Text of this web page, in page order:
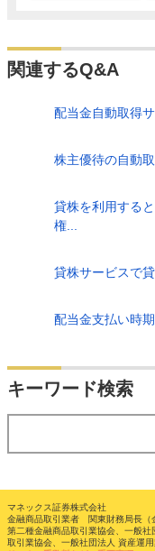
関連するQ&A
配当金自動取得
株主優待の自動
貸株を利用する
権...
貸株サービスで
配当金支払い時
キーワード検索
マネックス証券株式会社
金融商品取引業者 関東財務局長（
第二種金融商品取引業協会、一般
取引業協会、一般社団法人 資産運